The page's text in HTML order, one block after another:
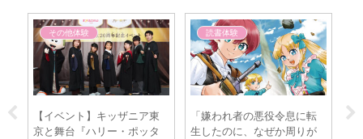
その他体験
【イベント】キッザニア東
京と舞台『ハリー・ポッタ
読書体験
「嫌われ者の悪役令息に転
生したのに、なぜか周りが
【